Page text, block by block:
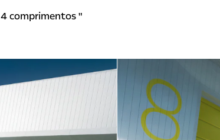
comprimentos "